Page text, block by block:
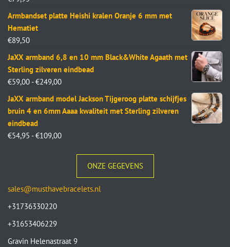
Armbandset platte Heishi kralen Oranje 6 mm met
Hematiet
€89,50
JaXX armband 6,8 en 10 mm Black&White Agaath met
Sterling zilveren eindbead
€59,00 - €249,00
JaXX armband model Jackson Tijgeroog platte schijfjes
bruin 4 en 6mm Aaaa kwaliteit met Sterling zilveren
eindbead
€54,95 - €109,00
ONZE GEGEVENS
sales@musthavebracelets.nl
+31736330220
+31653406229
Gravin Helenastraat 9